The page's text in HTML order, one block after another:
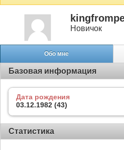
Новичок
Обо мне
Базовая информация
Дата рождения
03.12.1982 (43)
Статистика